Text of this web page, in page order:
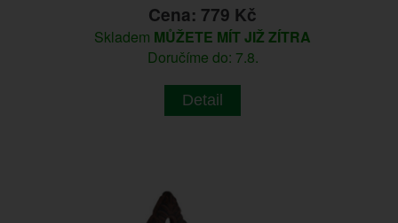
Cena: 779 Kč
Skladem MŮŽETE MÍT JIŽ ZÍTRA
Doručíme do: 7.8.
Detail